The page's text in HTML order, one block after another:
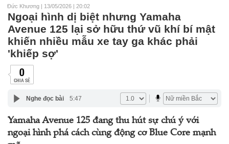
Đức Khương | 13/05/2026 | 20:02
Ngoại hình dị biệt nhưng Yamaha
Avenue 125 lại sở hữu thứ vũ khí bí mật
khiến nhiều mẫu xe tay ga khác phải
'khiếp sợ'
0
CHIA SẺ
Nghe đọc bài 5:47
Yamaha Avenue 125 đang thu hút sự chú ý với
ngoại hình phá cách cùng động cơ Blue Core mạnh